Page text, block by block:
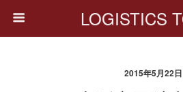
LOGISTICS
2015年5月22日